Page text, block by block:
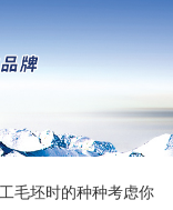
毛坯时的种种考虑你